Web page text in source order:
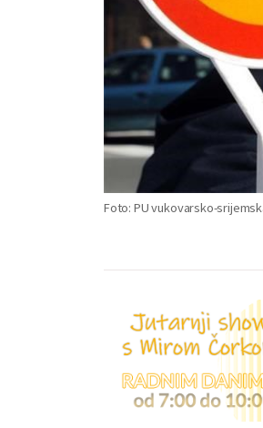
Foto: PU vukovarsko-